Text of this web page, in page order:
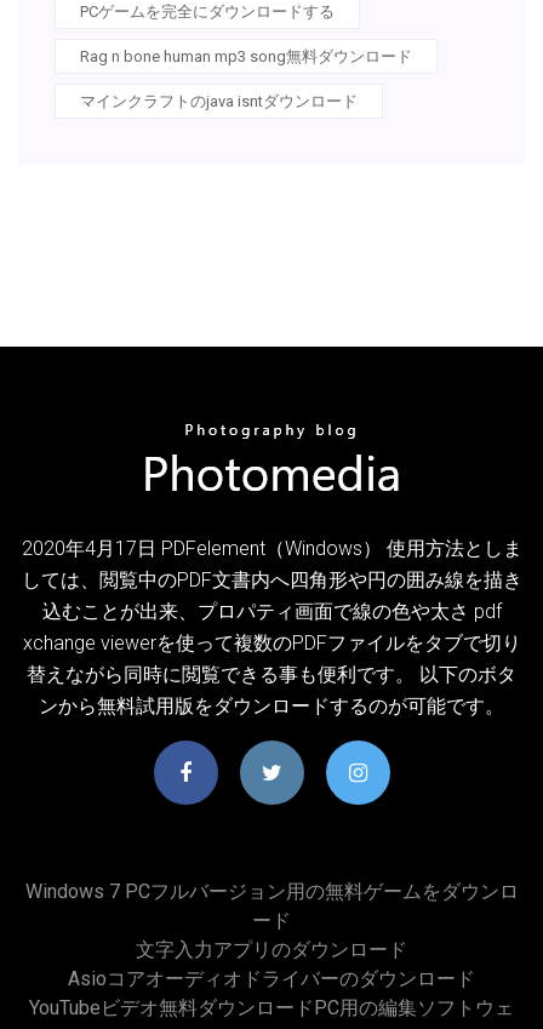
PCゲームを完全にダウンロードする
Rag n bone human mp3 song無料ダウンロード
マインクラフトのjava isntダウンロード
2020年4月17日 PDFelement（Windows） 使用方法としま
しては、閲覧中のPDF文書内へ四角形や円の囲み線を描き
込むことが出来、プロパティ画面で線の色や太さ pdf
xchange viewerを使って複数のPDFファイルをタブで切り
替えながら同時に閲覧できる事も便利です。 以下のボタ
ンから無料試用版をダウンロードするのが可能です。
Windows 7 PCフルバージョン用の無料ゲームをダウンロ
ード
文字入力アプリのダウンロード
Asioコアオーディオドライバーのダウンロード
YouTubeビデオ無料ダウンロードPC用の編集ソフトウェ